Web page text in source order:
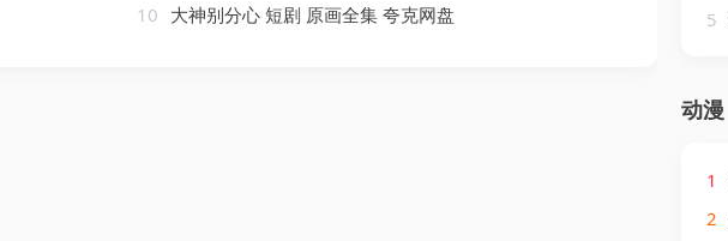
10 大神别分心 短剧 原画全集 夸克网盘
5
动漫
1
2